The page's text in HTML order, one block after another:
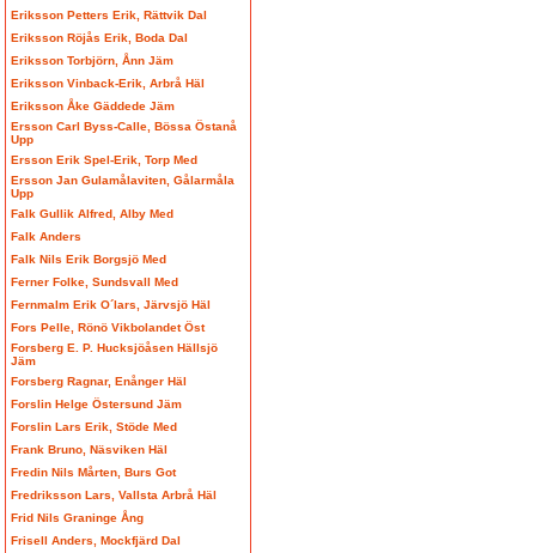
Eriksson Petters Erik, Rättvik Dal
Eriksson Röjås Erik, Boda Dal
Eriksson Torbjörn, Ånn Jäm
Eriksson Vinback-Erik, Arbrå Häl
Eriksson Åke Gäddede Jäm
Ersson Carl Byss-Calle, Bössa Östanå
Upp
Ersson Erik Spel-Erik, Torp Med
Ersson Jan Gulamålaviten, Gålarmåla
Upp
Falk Gullik Alfred, Alby Med
Falk Anders
Falk Nils Erik Borgsjö Med
Ferner Folke, Sundsvall Med
Fernmalm Erik O´lars, Järvsjö Häl
Fors Pelle, Rönö Vikbolandet Öst
Forsberg E. P. Hucksjöåsen Hällsjö
Jäm
Forsberg Ragnar, Enånger Häl
Forslin Helge Östersund Jäm
Forslin Lars Erik, Stöde Med
Frank Bruno, Näsviken Häl
Fredin Nils Mårten, Burs Got
Fredriksson Lars, Vallsta Arbrå Häl
Frid Nils Graninge Ång
Frisell Anders, Mockfjärd Dal